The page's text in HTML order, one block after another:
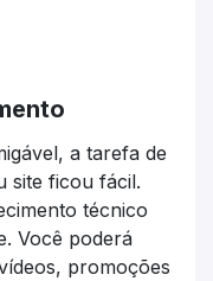
a tarefa de
site ficou fácil.
técnico
Você poderá
promoções